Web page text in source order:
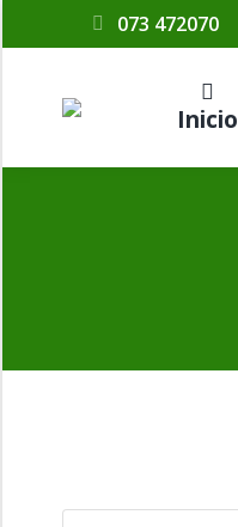
073 472070
Inicio